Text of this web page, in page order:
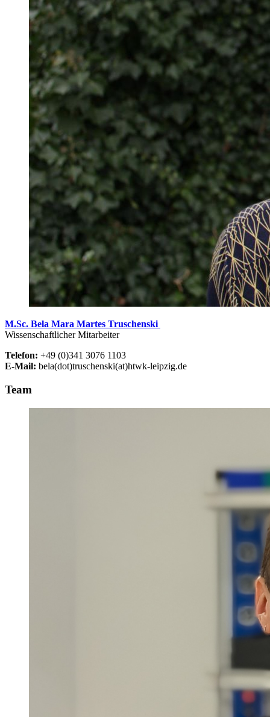
M.Sc. Bela Mara Martes Truschenski
Wissenschaftlicher Mitarbeiter
Telefon: +49 (0)341 3076 1103
E-Mail: bela(dot)truschenski(at)htwk-leipzig.de
Team